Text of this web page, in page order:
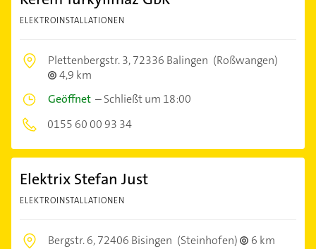
ELEKTROINSTALLATIONEN
Plettenbergstr. 3,72336 Balingen (Roßwangen)
4,9 km
Geöffnet –Schließt um 18:00
0155 60 00 93 34
Elektrix Stefan Just
ELEKTROINSTALLATIONEN
Bergstr. 6,72406 Bisingen (Steinhofen)
6 km